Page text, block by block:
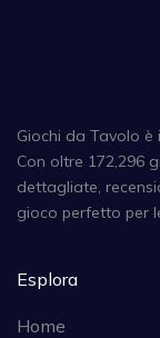
Giochi da Tavolo
Con oltre 172,296
dettagliate,
gioco perfetto per
Esplora
Home